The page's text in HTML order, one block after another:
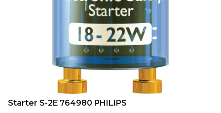
Starter S-2E 764980 PHILIPS